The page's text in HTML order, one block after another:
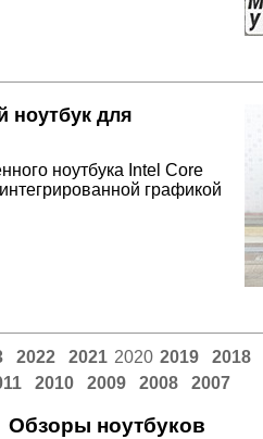
ноутбук для
ноутбука Intel Core
графикой
2022 2021 2020 2019 2018
2010 2009 2008 2007
Обзоры ноутбуков